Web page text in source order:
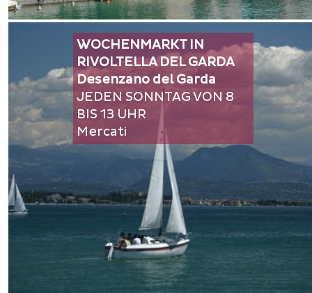
WOCHENMARKT IN
RIVOLTELLA DEL GARDA
Desenzano del Garda
JEDEN SONNTAG VON 8
BIS 13 UHR
Mercati